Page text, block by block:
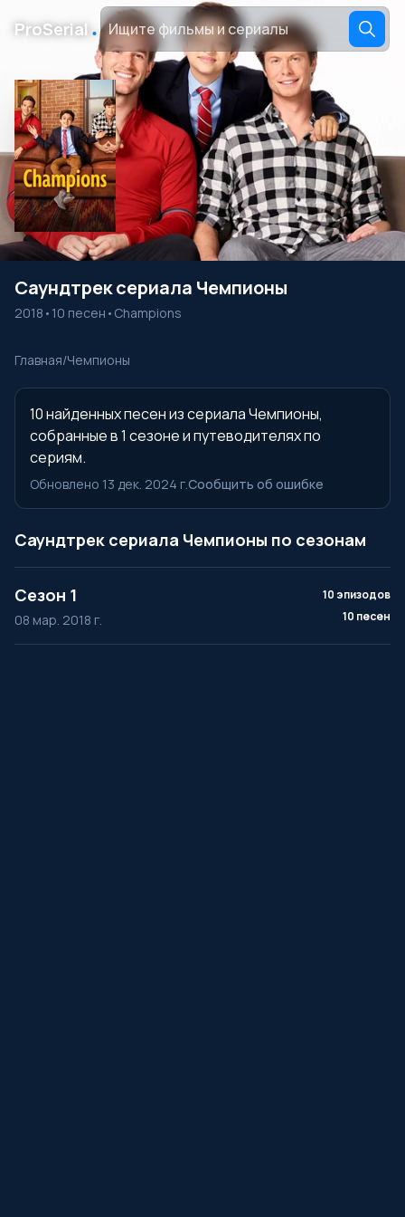
ProSerial․
Саундтрек сериала Чемпионы
2018 • 10 песен • Champions
Главная/Чемпионы
10 найденных песен из сериала Чемпионы,
собранные в 1 сезоне и путеводителях по
сериям.
Обновлено 13 дек. 2024 г.Сообщить об ошибке
Саундтрек сериала Чемпионы по сезонам
Сезон 1
08 мар. 2018 г.
10 эпизодов
10 песен